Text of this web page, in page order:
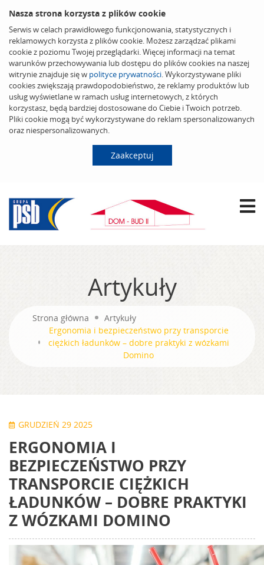
Nasza strona korzysta z plików cookie
Serwis w celach prawidłowego funkcjonowania, statystycznych i
reklamowych korzysta z plików cookie. Możesz zarządzać plikami
cookie z poziomu Twojej przeglądarki. Więcej informacji na temat
warunków przechowywania lub dostępu do plików cookies na naszej
witrynie znajduje się w polityce prywatności. Wykorzystywane pliki
cookies zwiększają prawdopodobieństwo, że reklamy produktów lub
usług wyświetlane w ramach usług internetowych, z których
korzystasz, będą bardziej dostosowane do Ciebie i Twoich potrzeb.
Pliki cookie mogą być wykorzystywane do reklam spersonalizowanych
oraz niespersonalizowanych.
Zaakceptuj
Artykuły
Strona główna
Artykuły
Ergonomia i bezpieczeństwo przy transporcie
ciężkich ładunków – dobre praktyki z wózkami
Domino
GRUDZIEŃ 29 2025
ERGONOMIA I
BEZPIECZEŃSTWO PRZY
TRANSPORCIE CIĘŻKICH
ŁADUNKÓW – DOBRE PRAKTYKI
Z WÓZKAMI DOMINO